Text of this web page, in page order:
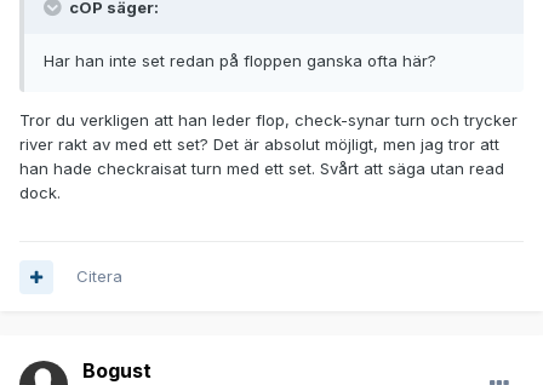
cOP säger:
Har han inte set redan på floppen ganska ofta här?
Tror du verkligen att han leder flop, check-synar turn och trycker
river rakt av med ett set? Det är absolut möjligt, men jag tror att
han hade checkraisat turn med ett set. Svårt att säga utan read
dock.
Citera
Bogust